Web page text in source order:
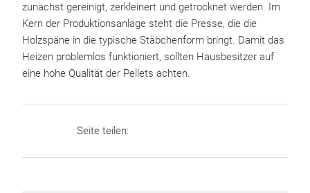
zunächst gereinigt, zerkleinert und getrocknet werden. Im
Kern der Produktionsanlage steht die Presse, die die
Holzspäne in die typische Stäbchenform bringt. Damit das
Heizen problemlos funktioniert, sollten Hausbesitzer auf
eine hohe Qualität der Pellets achten.
Seite teilen: